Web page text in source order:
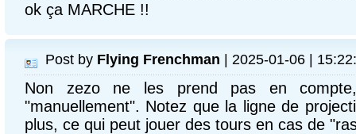
ok ça MARCHE !!
Post by Flying Frenchman | 2025-01-06 |
Non zezo ne les prend pas en
"manuellement". Notez que la ligne de
plus, ce qui peut jouer des tours en cas de